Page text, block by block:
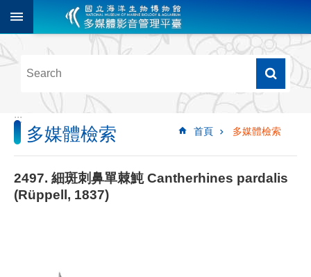
跳到主要內容區塊
階
尋
多
媒
檢
索
:::
首頁 多媒體檢索
多媒體檢索
2497. 細斑刺鼻單棘魨 Cantherhines pardalis
(Rüppell, 1837)